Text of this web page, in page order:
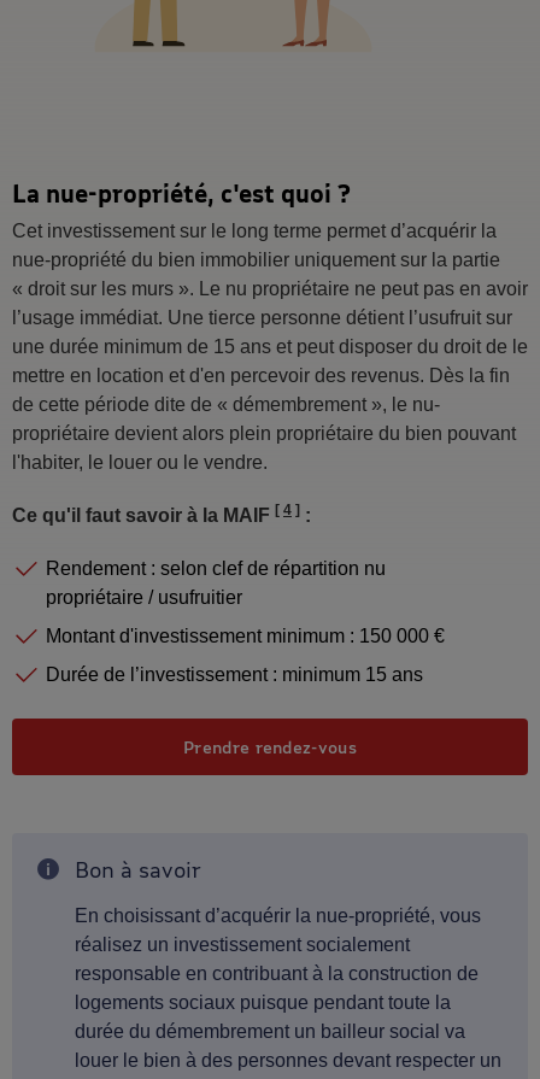
La nue-propriété, c'est quoi ?
Cet investissement sur le long terme permet d’acquérir la
nue-propriété du bien immobilier uniquement sur la partie
« droit sur les murs ». Le nu propriétaire ne peut pas en avoir
l’usage immédiat. Une tierce personne détient l’usufruit sur
une durée minimum de 15 ans et peut disposer du droit de le
mettre en location et d'en percevoir des revenus. Dès la fin
de cette période dite de « démembrement », le nu-
propriétaire devient alors plein propriétaire du bien pouvant
l'habiter, le louer ou le vendre.
Ce qu'il faut savoir à la MAIF 4 :
Rendement : selon clef de répartition nu
propriétaire / usufruitier
Montant d'investissement minimum : 150 000 €
Durée de l’investissement : minimum 15 ans
Prendre rendez-vousPrenez un rendez-
Information
Bon à savoir
En choisissant d’acquérir la nue-propriété, vous
réalisez un investissement socialement
responsable en contribuant à la construction de
logements sociaux puisque pendant toute la
durée du démembrement un bailleur social va
louer le bien à des personnes devant respecter un